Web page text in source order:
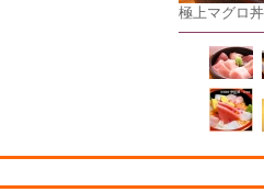
極上マグロ丼